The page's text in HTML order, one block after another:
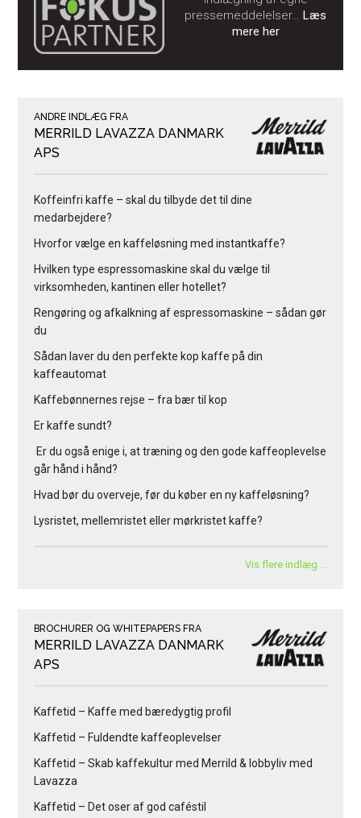
pressemeddelelser…Læs
mere her
ANDRE INDLÆG FRA
MERRILD LAVAZZA DANMARK
APS
Koffeinfri kaffe – skal du tilbyde det til dine
medarbejdere?
Hvorfor vælge en kaffeløsning med instantkaffe?
Hvilken type espressomaskine skal du vælge til
virksomheden, kantinen eller hotellet?
Rengøring og afkalkning af espressomaskine – sådan gør
du
Sådan laver du den perfekte kop kaffe på din
kaffeautomat
Kaffebønnernes rejse – fra bær til kop
Er kaffe sundt?
Er du også enige i, at træning og den gode kaffeoplevelse
går hånd i hånd?
Hvad bør du overveje, før du køber en ny kaffeløsning?
Lysristet, mellemristet eller mørkristet kaffe?
Vis flere indlæg …
BROCHURER OG WHITEPAPERS FRA
MERRILD LAVAZZA DANMARK
APS
Kaffetid – Kaffe med bæredygtig profil
Kaffetid – Fuldendte kaffeoplevelser
Kaffetid – Skab kaffekultur med Merrild & lobbyliv med
Lavazza
Kaffetid – Det oser af god caféstil